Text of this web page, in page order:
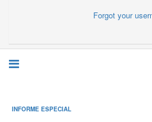
Forgot your
INFORME ESPECIAL